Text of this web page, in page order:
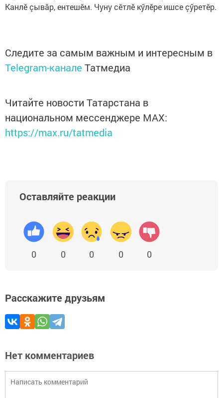
Канлӗ çывăр, ентешӗм. Чуну сӗтлӗ кӳлӗре ишсе çӳретӗр.
Следите за самым важным и интересным в
Telegram-канале Татмедиа
Читайте новости Татарстана в
национальном мессенджере MАХ:
https://max.ru/tatmedia
Оставляйте реакции
0 0 0 0 0
Расскажите друзьям
Нет комментариев